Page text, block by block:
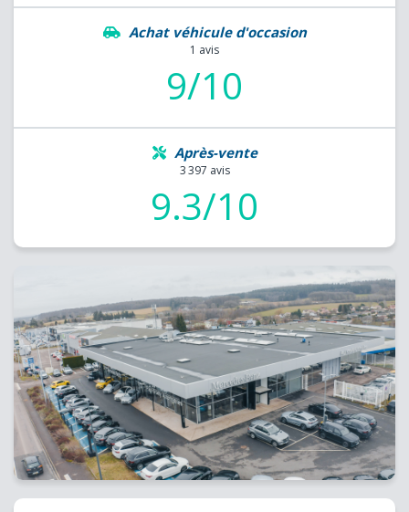
Achat véhicule d'occasion
1 avis
9/10
Après-vente
3 397 avis
9.3/10